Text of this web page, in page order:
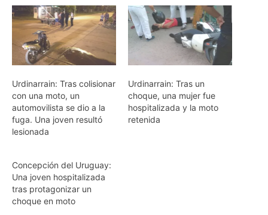
Urdinarrain: Tras colisionar
con una moto, un
automovilista se dio a la
fuga. Una joven resultó
lesionada
Urdinarrain: Tras un
choque, una mujer fue
hospitalizada y la moto
retenida
Concepción del Uruguay:
Una joven hospitalizada
tras protagonizar un
choque en moto